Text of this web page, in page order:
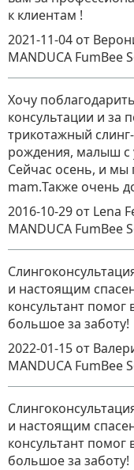
к клиентам !
2021-11-04 от
MANDUCA FumBee
Хочу
консультации и за
трикотажный
рождения, малыш с
Сейчас осень, и мы
mam.Также очень
2016-10-29 от Lena
MANDUCA FumBee
и настоящим
консультант помог
большое за заботу!
2022-01-15 от
MANDUCA FumBee
и настоящим
консультант помог
большое за заботу!